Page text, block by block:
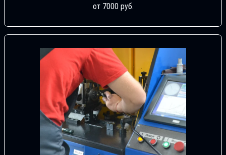
от 7000 руб.